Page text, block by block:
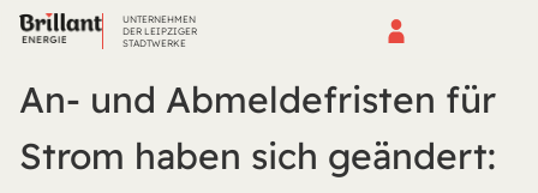
UNTERNEHMEN
DER LEIPZIGER
STADTWERKE
An- und Abmeldefristen für
Strom haben sich geändert: